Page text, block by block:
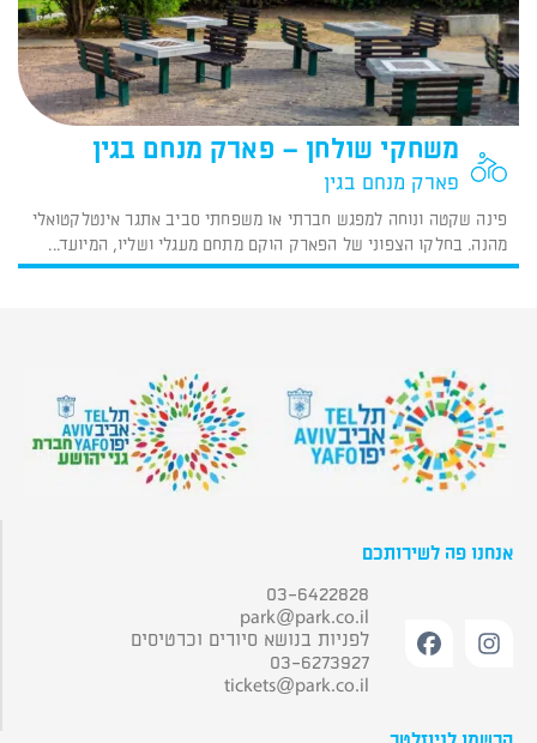
משחקי שולחן – פארק מנחם בגין
פארק מנחם בגין
פינה שקטה ונוחה למפגש חברתי או משפחתי סביב אתגר אינטלקטואלי
מהנה. בחלקו הצפוני של הפארק הוקם מתחם מעגלי ושליו, המיועד...
אנחנו פה לשירותכם
03-6422828
park@park.co.il
לפניות בנושא סיורים וכרטיסים
03-6273927
tickets@park.co.il